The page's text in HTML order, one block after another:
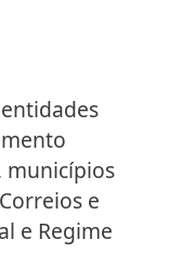
municípios
e
e Regime